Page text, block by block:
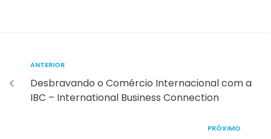
ANTERIOR
Desbravando o Comércio Internacional com a
IBC – International Business Connection
PRÓXIMO